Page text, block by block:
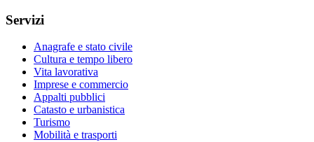
Servizi
Anagrafe e stato civile
Cultura e tempo libero
Vita lavorativa
Imprese e commercio
Appalti pubblici
Catasto e urbanistica
Turismo
Mobilità e trasporti